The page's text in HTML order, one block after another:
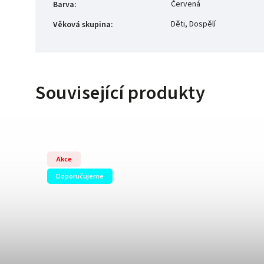
Barva:
Červená
Věková skupina: Děti, Dospělí
Související produkty
Akce
Doporučujeme